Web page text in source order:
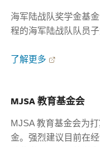
海军陆战队奖学金基
程的海军陆战队队员
了解更多
MJSA 教育基金会
MJSA 教育基金会为
金。强烈建议目前在